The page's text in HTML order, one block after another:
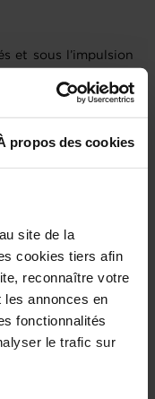
propos des cookies
site de la
cookies tiers afin
reconnaître votre
les annonces en
fonctionnalités
le trafic sur
et sous l’impulsion
Il constitue
viennent des
travail
du télétravail
administratives à